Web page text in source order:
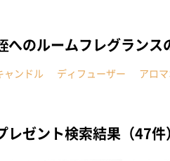
へのルームフレグラン
ャンドル ディフューザー アロ
レゼント検索結果（47件）